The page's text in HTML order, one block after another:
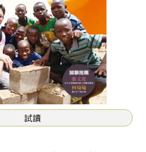
試讀